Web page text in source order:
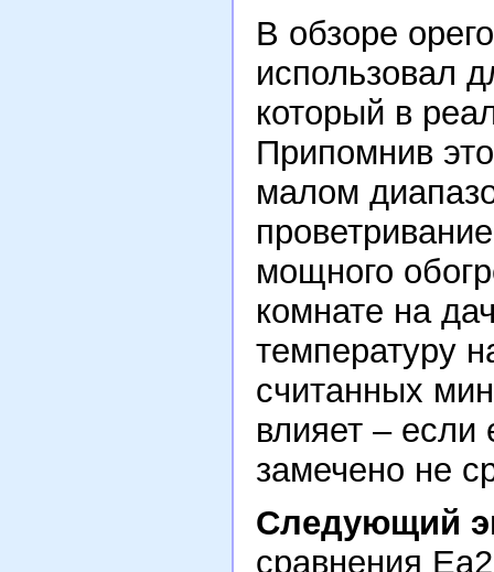
В обзоре
использовал
который в
Припомнив
малом
мощного
комнате на
температуру
считанных
влияет – если
замечено не
Следующий
сравнения